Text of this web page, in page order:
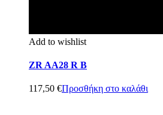
Add to wishlist
ZR AA28 R B
117,50 €Προσθήκη στο καλάθι